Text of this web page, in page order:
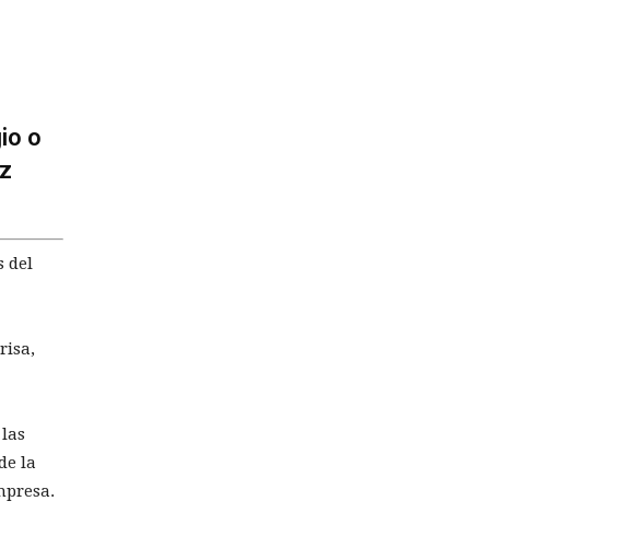
o
del
la